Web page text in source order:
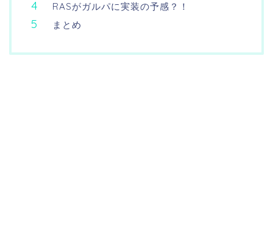
RASがガルパに実装の予感？！
まとめ